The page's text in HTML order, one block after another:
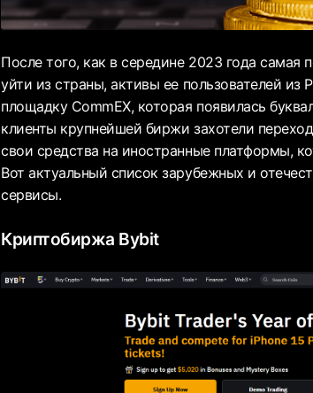
После того, как в середине 2023 года самая
уйти из страны, активы ее пользователей
площадку CommEX, которая появилась
клиенты крупнейшей биржи захотели
свои средства на иностранные платформы,
Вот актуальный список зарубежных и
сервисы.
Криптобиржа Bybit